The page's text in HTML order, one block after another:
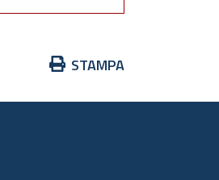
Azioni
documento
STAMPA